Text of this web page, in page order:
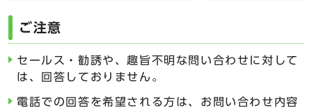
ご注意
セールス・勧誘や、趣旨不明な問い合わせに対して
は、回答しておりません。
電話での回答を希望される方は、お問い合わせ内容